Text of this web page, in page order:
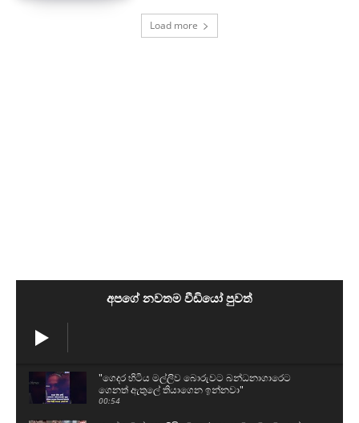
Load more
අපගේ නවතම වීඩියෝ පුවත්
"ගෙදර හිටිය මල්ලිව බොරුවට බන්ධනාගාරෙට
ගෙනත් ඇතුලේ තියාගෙන ඉන්නවා"
00:54